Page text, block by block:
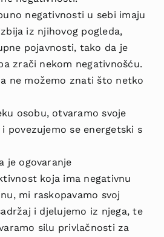
negativnosti u sebi imaju
iz njihovog pogleda,
pojavnosti, tako da je
zrači nekom negativnošću.
ne možemo znati što netko
osobu, otvaramo svoje
povezujemo se energetski s
je ogovaranje
koja ima negativnu
mi raskopavamo svoj
i djelujemo iz njega, te
silu privlačnosti za